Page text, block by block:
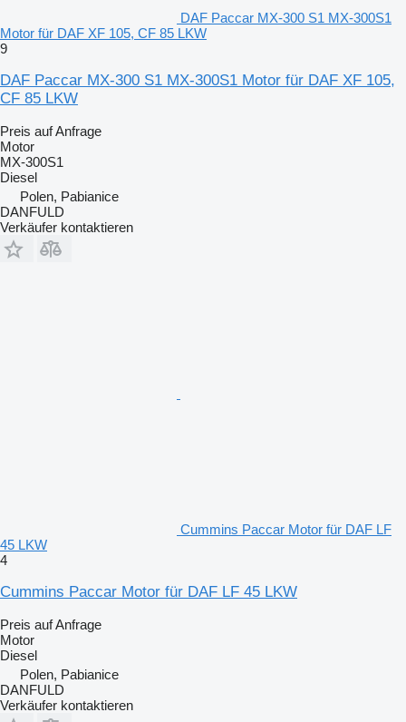
DAF Paccar MX-300 S1 MX-300S1
Motor für DAF XF 105, CF 85 LKW
9
DAF Paccar MX-300 S1 MX-300S1 Motor für DAF XF 105,
CF 85 LKW
Preis auf Anfrage
Motor
MX-300S1
Diesel
Polen, Pabianice
DANFULD
Verkäufer kontaktieren
Cummins Paccar Motor für DAF LF
45 LKW
4
Cummins Paccar Motor für DAF LF 45 LKW
Preis auf Anfrage
Motor
Diesel
Polen, Pabianice
DANFULD
Verkäufer kontaktieren